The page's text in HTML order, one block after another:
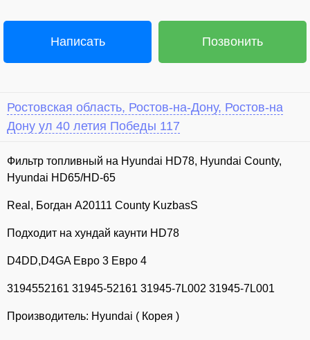
Написать Позвонить
Ростовская область, Ростов-на-Дону, Ростов-на
Дону ул 40 летия Победы 117
⁣Фильтр топливный на Hyundai HD78, Hyundai County,
Hyundai HD65/HD-65
Real, Богдан А20111 County KuzbasS
Подходит на хундай каунти HD78
D4DD,D4GA Евро 3 Евро 4
3194552161 31945-52161 31945-7L002 31945-7L001
Производитель: Hyundai ( Корея )